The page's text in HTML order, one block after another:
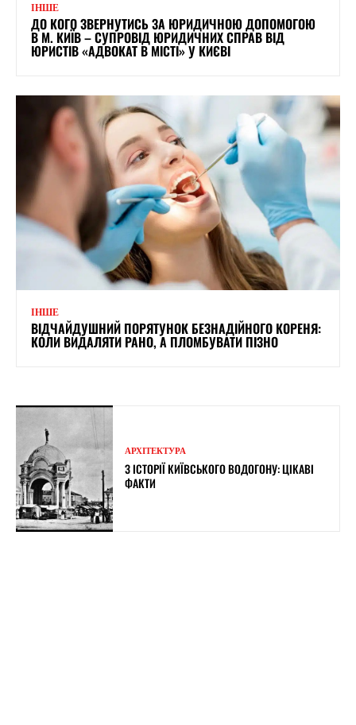
ІНШЕ
ДО КОГО ЗВЕРНУТИСЬ ЗА ЮРИДИЧНОЮ ДОПОМОГОЮ
В М. КИЇВ – СУПРОВІД ЮРИДИЧНИХ СПРАВ ВІД
ЮРИСТІВ «АДВОКАТ В МІСТІ» У КИЄВІ
ІНШЕ
ВІДЧАЙДУШНИЙ ПОРЯТУНОК БЕЗНАДІЙНОГО КОРЕНЯ:
КОЛИ ВИДАЛЯТИ РАНО, А ПЛОМБУВАТИ ПІЗНО
АРХІТЕКТУРА
З ІСТОРІЇ КИЇВСЬКОГО ВОДОГОНУ: ЦІКАВІ
ФАКТИ